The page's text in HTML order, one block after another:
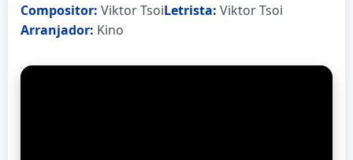
Compositor: Viktor TsoiLetrista: Viktor Tsoi
Arranjador: Kino